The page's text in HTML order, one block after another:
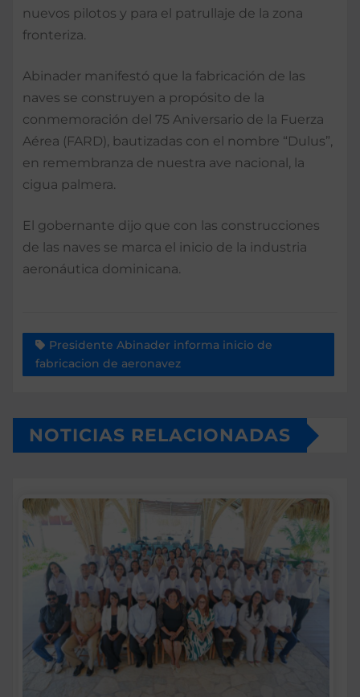
nuevos pilotos y para el patrullaje de la zona
fronteriza.
Abinader manifestó que la fabricación de las
naves se construyen a propósito de la
conmemoración del 75 Aniversario de la Fuerza
Aérea (FARD), bautizadas con el nombre “Dulus”,
en remembranza de nuestra ave nacional, la
cigua palmera.
El gobernante dijo que con las construcciones
de las naves se marca el inicio de la industria
aeronáutica dominicana.
Presidente Abinader informa inicio de
fabricacion de aeronavez
NOTICIAS RELACIONADAS